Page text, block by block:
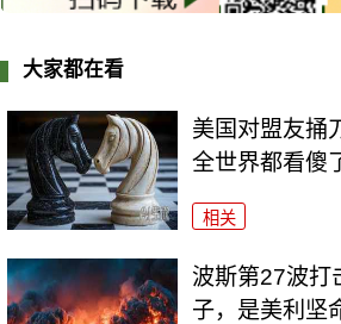
大家都在看
美国对盟友捅
全世界都看傻
相关
波斯第27波打
子，是美利坚